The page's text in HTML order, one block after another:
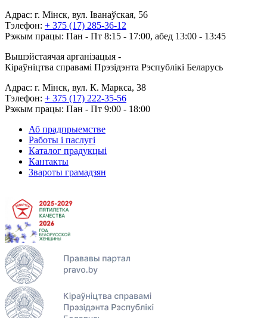
Адрас: г. Мінск, вул. Іванаўская, 56
Тэлефон: + 375 (17) 285-36-12
Рэжым працы: Пан - Пт 8:15 - 17:00, абед 13:00 - 13:45
Вышэйстаячая арганізацыя -
Кіраўніцтва справамі Прэзідэнта Рэспублікі Беларусь
Адрас: г. Мінск, вул. К. Маркса, 38
Тэлефон: + 375 (17) 222-35-56
Рэжым працы: Пан - Пт 9:00 - 18:00
Аб прадпрыемстве
Работы і паслугі
Каталог прадукцыі
Кантакты
Звароты грамадзян